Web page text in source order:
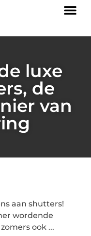
luxe
de
van
aan shutters!
wordende
ook ...